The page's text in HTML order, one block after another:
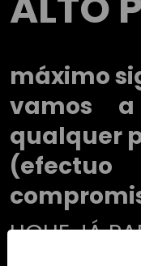
máximo
vamos
qualquer
(efectuo
LIGUE JÁ